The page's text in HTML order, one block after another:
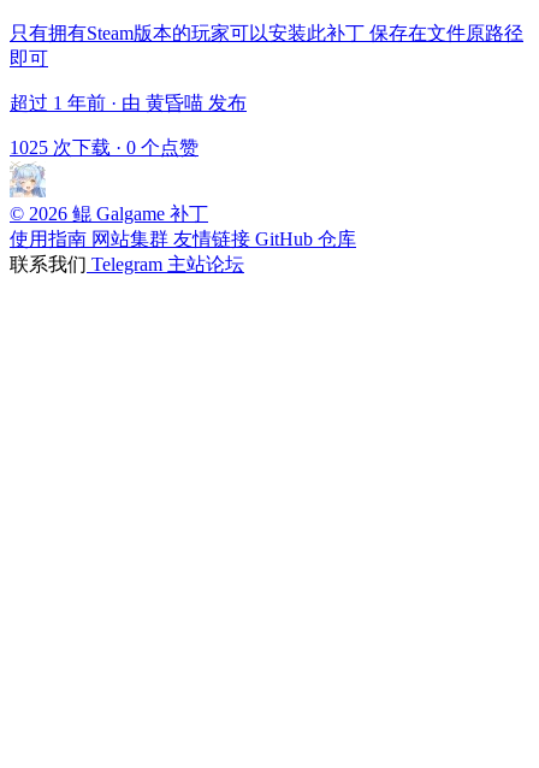
只有拥有Steam版本的玩家可以安装此补丁 保存在文件原路径
即可
超过 1 年前 · 由 黄昏喵 发布
1025 次下载 · 0 个点赞
© 2026 鲲 Galgame 补丁
使用指南 网站集群 友情链接 GitHub 仓库
联系我们 Telegram 主站论坛